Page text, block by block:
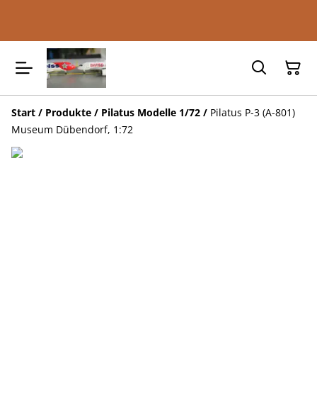
Start / Produkte / Pilatus Modelle 1/72 / Pilatus P-3 (A-801)
Museum Dübendorf, 1:72